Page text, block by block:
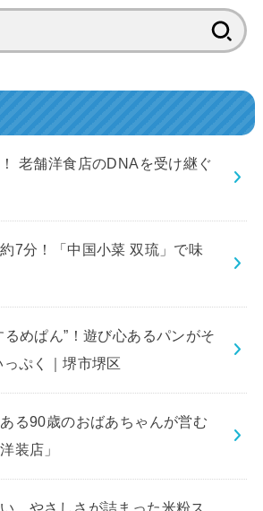
索:
老舗洋食店のDNAを受け継ぐ
7分！「中国小菜 双琉」で味
るめぱん”！遊び心あるパンがそ
ぷく｜堺市堺区
る90歳のおばあちゃんが営む
装店」
、やさしさが詰まった米粉ス